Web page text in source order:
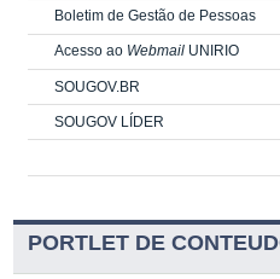
Boletim de Gestão de Pessoas
Acesso ao Webmail UNIRIO
SOUGOV.BR
SOUGOV LÍDER
PORTLET DE